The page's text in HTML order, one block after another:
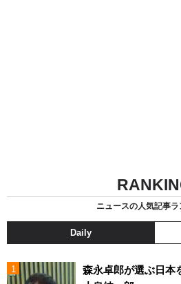
ニュースの人気記事ラ
Daily
森永卓郎が選ぶ日本